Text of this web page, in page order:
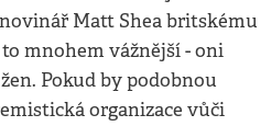
Matt Shea britskému
mnohem vážnější - oni
Pokud by podobnou
organizace vůči